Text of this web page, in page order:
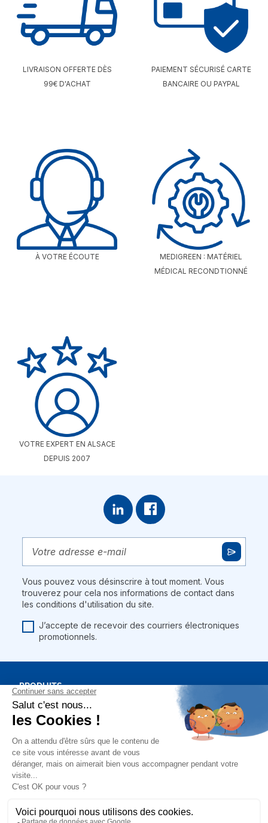
LIVRAISON OFFERTE DÈS
99€ D'ACHAT
PAIEMENT SÉCURISÉ CARTE
BANCAIRE OU PAYPAL
À VOTRE ÉCOUTE
MEDIGREEN : MATÉRIEL
MÉDICAL RECONDTIONNÉ
VOTRE EXPERT EN ALSACE
DEPUIS 2007
Vous pouvez vous désinscrire à tout moment. Vous
trouverez pour cela nos informations de contact dans
les conditions d'utilisation du site.
J’accepte de recevoir des courriers électroniques
promotionnels.
PRODUITS
BONS PLANS
NOTRE SOCIÉTÉ
MON COMPTE